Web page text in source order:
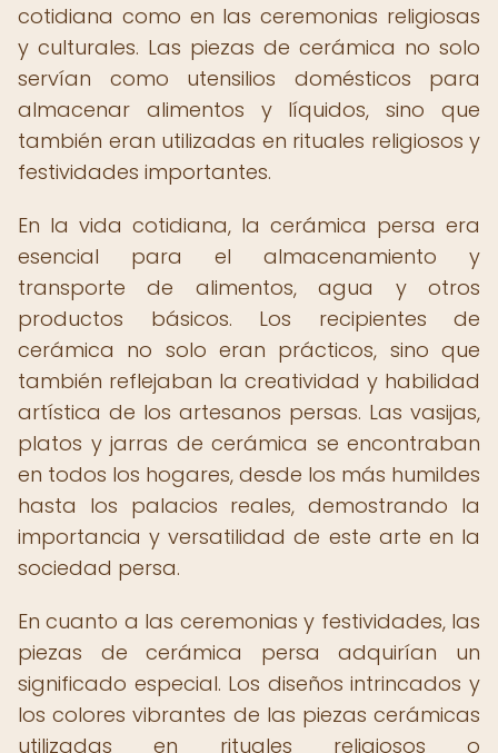
cotidiana como en las ceremonias religiosas
y culturales. Las piezas de cerámica no solo
servían como utensilios domésticos para
almacenar alimentos y líquidos, sino que
también eran utilizadas en rituales religiosos y
festividades importantes.
En la vida cotidiana, la cerámica persa era
esencial para el almacenamiento y
transporte de alimentos, agua y otros
productos básicos. Los recipientes de
cerámica no solo eran prácticos, sino que
también reflejaban la creatividad y habilidad
artística de los artesanos persas. Las vasijas,
platos y jarras de cerámica se encontraban
en todos los hogares, desde los más humildes
hasta los palacios reales, demostrando la
importancia y versatilidad de este arte en la
sociedad persa.
En cuanto a las ceremonias y festividades, las
piezas de cerámica persa adquirían un
significado especial. Los diseños intrincados y
los colores vibrantes de las piezas cerámicas
utilizadas en rituales religiosos o